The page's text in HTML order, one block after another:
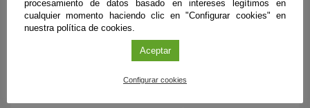
Centro Europeo de Astronomía Espacial – Agencia
Espacial Europea ESAC-ESA
Centro Nacional de Aceleradores
procesamiento de datos basado en intereses legítimos en
cualquier momento haciendo clic en "Configurar cookies" en
nuestra política de cookies.
Aceptar
Configurar cookies